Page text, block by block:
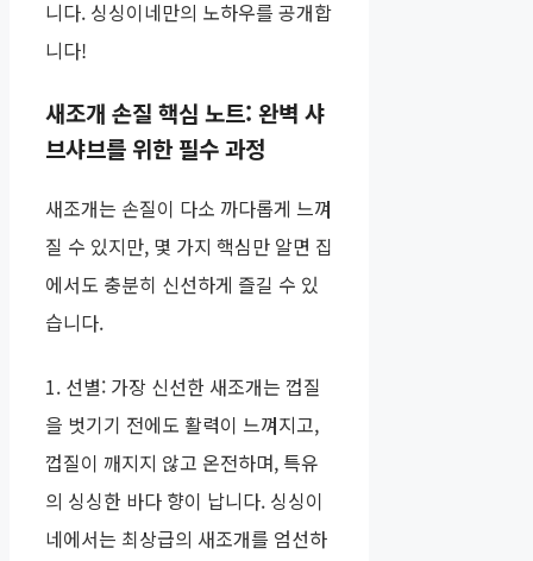
니다. 싱싱이네만의 노하우를 공개합
니다!
새조개 손질 핵심 노트: 완벽 샤
브샤브를 위한 필수 과정
새조개는 손질이 다소 까다롭게 느껴
질 수 있지만, 몇 가지 핵심만 알면 집
에서도 충분히 신선하게 즐길 수 있
습니다.
1. 선별: 가장 신선한 새조개는 껍질
을 벗기기 전에도 활력이 느껴지고,
껍질이 깨지지 않고 온전하며, 특유
의 싱싱한 바다 향이 납니다. 싱싱이
네에서는 최상급의 새조개를 엄선하